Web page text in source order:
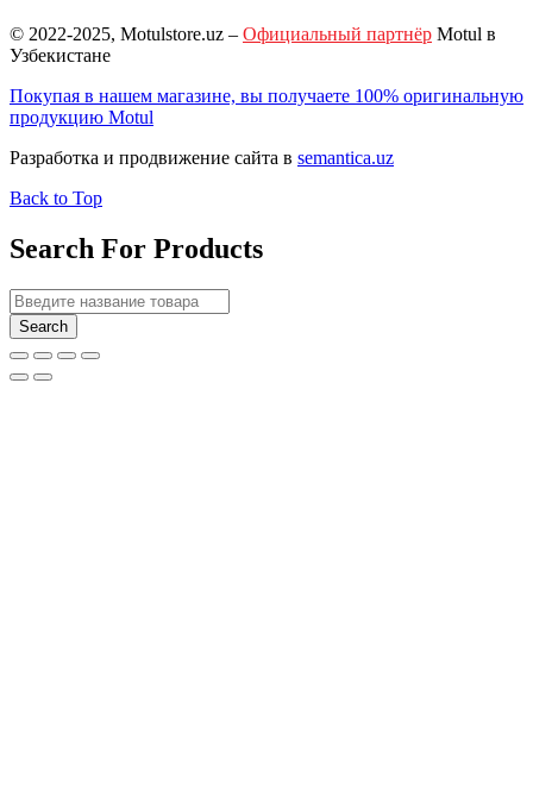
© 2022-2025, Motulstore.uz – Официальный партнёр Motul в
Узбекистане
Покупая в нашем магазине, вы получаете 100% оригинальную
продукцию Motul
Разработка и продвижение сайта в semantica.uz
Back to Top
Search For Products